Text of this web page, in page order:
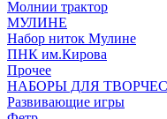
Молнии трактор
МУЛИНЕ
Набор ниток Мулине
ПНК им.Кирова
Прочее
НАБОРЫ ДЛЯ
Развивающие игры